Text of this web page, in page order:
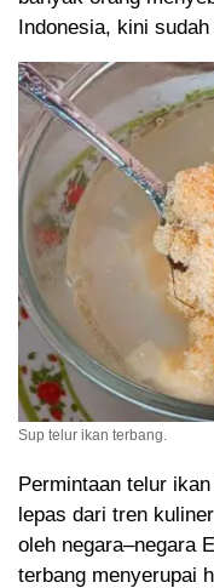
Indonesia, kini
Sup telur ikan terbang.
Permintaan telur
lepas dari tren
oleh negara–negara
terbang menyerupai